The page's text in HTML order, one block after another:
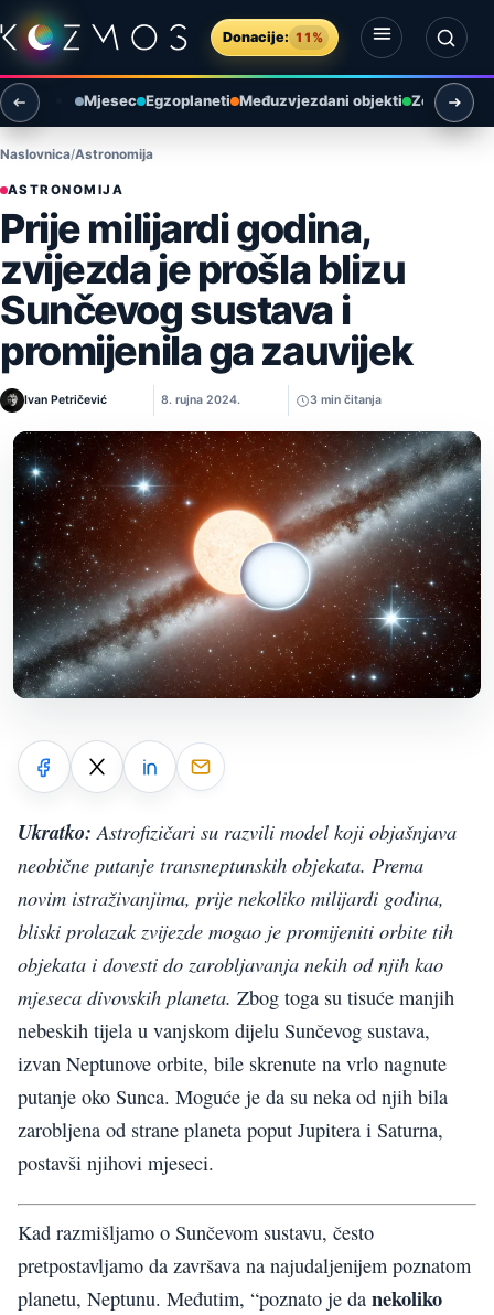
Preskoči na sadržaj
Donacije: 11%
Otvori izbornik
Otvori pretragu
Mjesec Egzoplaneti Međuzvjezdani objekti Zemlja i
Naslovnica Astronomija
ASTRONOMIJA
Prije milijardi godina,
zvijezda je prošla blizu
Sunčevog sustava i
promijenila ga zauvijek
Ivan Petričević 8. rujna 2024. 3 min čitanja
Ukratko: Astrofizičari su razvili model koji objašnjava
neobične putanje transneptunskih objekata. Prema
novim istraživanjima, prije nekoliko milijardi godina,
bliski prolazak zvijezde mogao je promijeniti orbite tih
objekata i dovesti do zarobljavanja nekih od njih kao
mjeseca divovskih planeta. Zbog toga su tisuće manjih
nebeskih tijela u vanjskom dijelu Sunčevog sustava,
izvan Neptunove orbite, bile skrenute na vrlo nagnute
putanje oko Sunca. Moguće je da su neka od njih bila
zarobljena od strane planeta poput Jupitera i Saturna,
postavši njihovi mjeseci.
Kad razmišljamo o Sunčevom sustavu, često
pretpostavljamo da završava na najudaljenijem poznatom
planetu, Neptunu. Međutim, “poznato je da nekoliko